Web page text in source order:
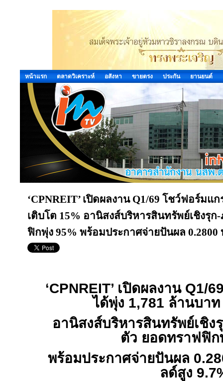
หน้าแรก ตลาดวิเคราะห์ อสังหา ขายตรง ประกัน ยานยนต์
‘CPNREIT’ เปิดผลงาน Q1/69 โชว์ฟอร์มแ
เติบโต 15% อานิสงส์บริหารสินทรัพย์เชิงรุ
ฟิกพุ่ง 95% พร้อมประกาศจ่ายปันผล
‘CPNREIT’ เปิดผลงาน Q1/
ได้พุ่ง 1,781 ล้านบา
อานิสงส์บริหารสินทรัพย์เชิง
ตัว ยอดทราฟฟิก
พร้อมประกาศจ่ายปันผล
ลด์สูง